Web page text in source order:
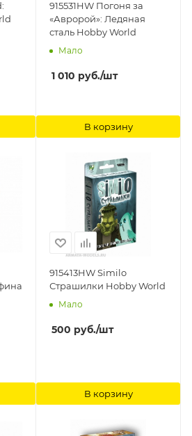
915531HW Погоня за
«Авророй»: Ледяная
сталь Hobby World
Мало
1 010 руб./шт
В корзину
915413HW Similo
Страшилки Hobby World
Мало
500 руб./шт
В корзину